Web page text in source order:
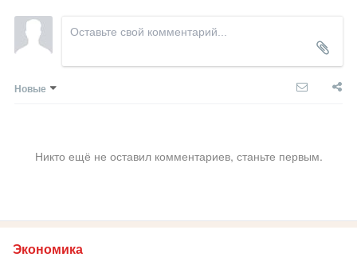
Новые
Никто ещё не оставил комментариев, станьте первым.
Экономика